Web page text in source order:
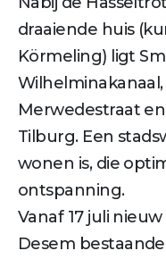
draaiende huis
Körmeling) ligt
Wilhelminakanaal,
Merwedestraat
Tilburg. Een
wonen is, die
ontspanning.
Vanaf 17 juli
Desem